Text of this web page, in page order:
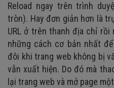
Reload ngay trên trình
tròn). Hay đơn giản hơn là
URL ở trên thanh địa chỉ
những cách cơ bản nhất
đôi khi trang web không bị
vẫn xuất hiện. Do đó mà
lại trang web và mở page